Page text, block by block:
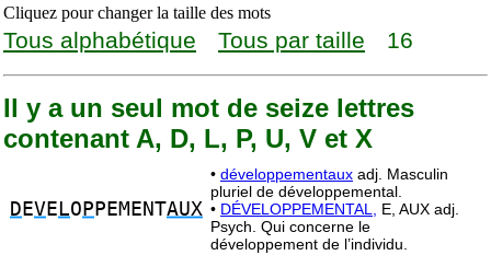
Cliquez pour changer la taille des mots
Tous alphabétique Tous par taille 16
Il y a un seul mot de seize lettres
contenant A, D, L, P, U, V et X
D EVE LO P PEMENTAUX
• développementaux adj. Masculin
pluriel de développemental.
• DÉVELOPPEMENTAL,
E, AUX adj.
Psych. Qui concerne le
développement de l’individu.